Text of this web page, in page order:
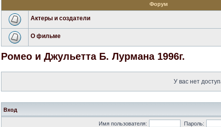
Форум
Актеры и создатели
О фильме
Ромео и Джульетта Б. Лурмана 1996г.
У вас нет
Вход
Имя пользователя: Пароль: